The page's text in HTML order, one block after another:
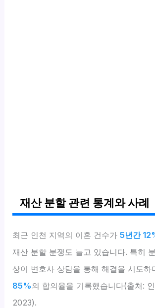
재산 분할 관련 통계와 사례
최근 인천 지역의 이혼 건수가5년간
재산 분할 분쟁도 늘고 있습니다. 특히
상이 변호사 상담을 통해 해결을 시도하
85%의 합의율을 기록했습니다(출처:
2023).